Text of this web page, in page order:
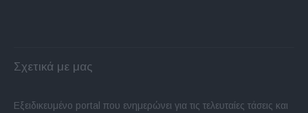
Σχετικά με μας
Εξειδικευμένο portal που ενημερώνει για τις τελευταίες τάσεις και